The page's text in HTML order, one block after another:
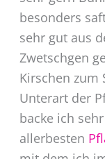
besonders
sehr gut aus
Zwetschgen
Kirschen zum
Unterart der
backe ich
allerbesten